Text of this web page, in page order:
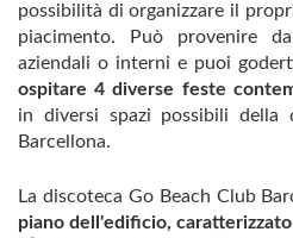
possibilità di organizzare il
piacimento. Può provenire
aziendali o interni e puoi
ospitare 4 diverse feste
in diversi spazi possibili della
Barcellona.
La discoteca Go Beach Club
piano dell'edificio,